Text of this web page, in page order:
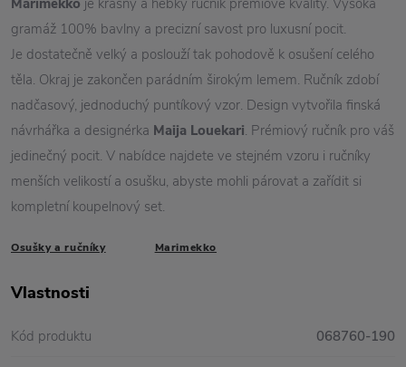
Marimekko je krásný a hebký ručník prémiové kvality. Vysoká
gramáž 100% bavlny a precizní savost pro luxusní pocit.
Je dostatečně velký a poslouží tak pohodově k osušení celého
těla. Okraj je zakončen parádním širokým lemem. Ručník zdobí
nadčasový, jednoduchý puntíkový vzor. Design vytvořila finská
návrhářka a designérka Maija Louekari. Prémiový ručník pro váš
jedinečný pocit. V nabídce najdete ve stejném vzoru i ručníky
menších velikostí a osušku, abyste mohli párovat a zařídit si
kompletní koupelnový set.
Osušky a ručníky Marimekko
Vlastnosti
Kód produktu 068760-190